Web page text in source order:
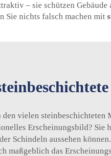
– sie schützen
Sie nichts falsch machen mit
vielen
Erscheinungsbild?
Schindeln aussehen
maßgeblich das